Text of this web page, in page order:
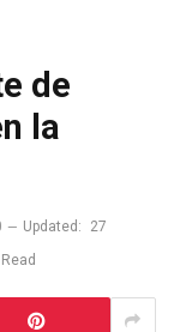
de
la
Updated:
27